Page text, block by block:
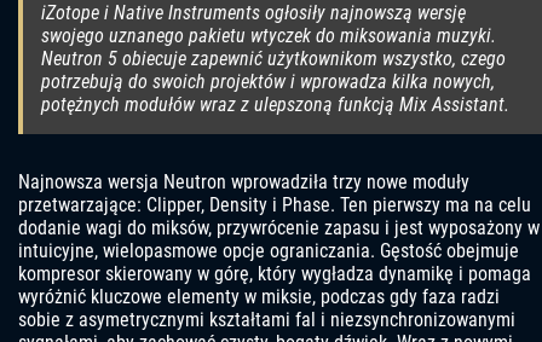
iZotope i Native Instruments ogłosiły najnowszą wersję
swojego uznanego pakietu wtyczek do miksowania muzyki.
Neutron 5 obiecuje zapewnić użytkownikom wszystko, czego
potrzebują do swoich projektów i wprowadza kilka nowych,
potężnych modułów wraz z ulepszoną funkcją Mix Assistant.
Najnowsza wersja Neutron wprowadziła trzy nowe moduły
przetwarzające: Clipper, Density i Phase. Ten pierwszy ma na celu
dodanie wagi do miksów, przywrócenie zapasu i jest wyposażony w
intuicyjne, wielopasmowe opcje ograniczania. Gęstość obejmuje
kompresor skierowany w górę, który wygładza dynamikę i pomaga
wyróżnić kluczowe elementy w miksie, podczas gdy faza radzi
sobie z asymetrycznymi kształtami fal i niezsynchronizowanymi